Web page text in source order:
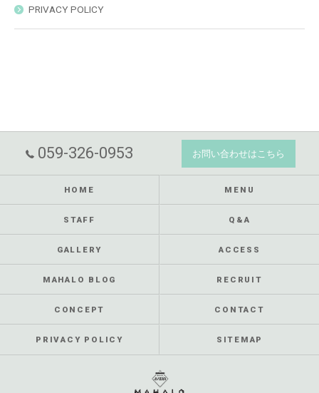
PRIVACY POLICY
059-326-0953 お問い合わせはこちら
HOME MENU
STAFF Q&A
GALLERY ACCESS
MAHALO BLOG RECRUIT
CONCEPT CONTACT
PRIVACY POLICY SITEMAP